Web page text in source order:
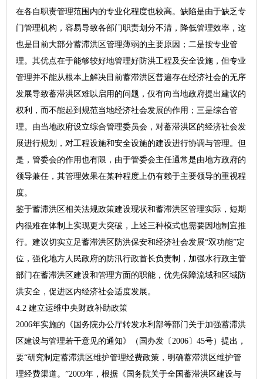
在各自职责管理范围内的专业化程度也较高。缺陷是由于缺乏专
门管理机构，容易导致各部门职责划分不清，降低管理效率，这
也是目前大部分蓄滞洪区管理薄弱的主要原因；二是按专业管
理。其优点在于能够较好地管理好防洪工程及安全设施，但专业
管理并不能从根本上解决目前蓄滞洪区普遍存在经济社会的无序
发展导致蓄滞洪区难以启用的问题，仅有向当地政府提出建议的
权利，而不能起到规范当地经济社会发展的作用；三是综合管
理。由当地政府设立综合管理委员会，对蓄滞洪区的经济社会发
展进行规划，对工程设施和安全设施的建设进行协调与管理。但
是，管委会的作用也有限，由于管委会主任通常是由地方政府的
领导兼任，其管理效果在某种程度上仍有赖于主要领导的重视程
度。
鉴于蓄滞洪区相关法规政策建设现状和蓄滞洪区管理实际，短期
内很难在体制上实现更大突破，上述三种模式也需要因地制宜推
行。建议切实立足蓄滞洪区防洪保安和经济社会发展“双功能”定
位，强化地方人民政府的防汛行政首长负责制，加强水行政主管
部门在蓄滞洪区建设和管理方面的职能，优先保障流域和区域防
洪安全，促进区内经济社会适度发展。
4.2 建立运维中央财政补助政策
2006年实施的《国务院办公厅转发水利部等部门关于加强蓄滞洪
区建设与管理若干意见的通知》（国办发〔2006〕45号）提出，
要“研究制定蓄滞洪区维护管理经费政策，明确蓄滞洪区维护管
理经费渠道。”2009年，根据《国务院关于全国蓄滞洪区建设与